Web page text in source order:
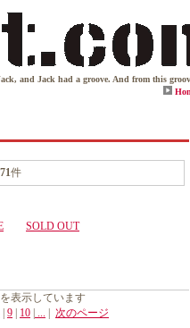
Jack had a groove. And from this groove
件
SOLD OUT
表示しています
9 10 ... 次のページ